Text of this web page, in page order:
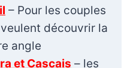
– Pour les couples
découvrir la
angle
et Cascais – les